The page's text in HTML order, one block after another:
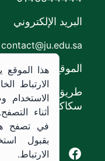
البريد الإلكتروني
contact@ju.edu.sa
الموقع
طريق الملك خالد،
سكاكا, المملكة
University
هذا
الارتباط
أثناء
في تصفح
بقبول
الارتباط.